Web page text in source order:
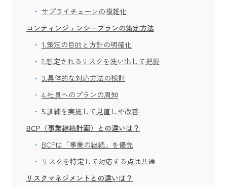
サプライチェーンの複雑化
コンティンジェンシープランの策定方法
1.策定の目的と方針の明確化
2.想定されるリスクを洗い出して把握
3.具体的な対応方法の検討
4.社員へのプランの周知
5.訓練を実施して見直しや改善
BCP（事業継続計画）との違いは？
BCPは「事業の継続」を優先
リスクを特定して対応する点は共通
リスクマネジメントとの違いは？